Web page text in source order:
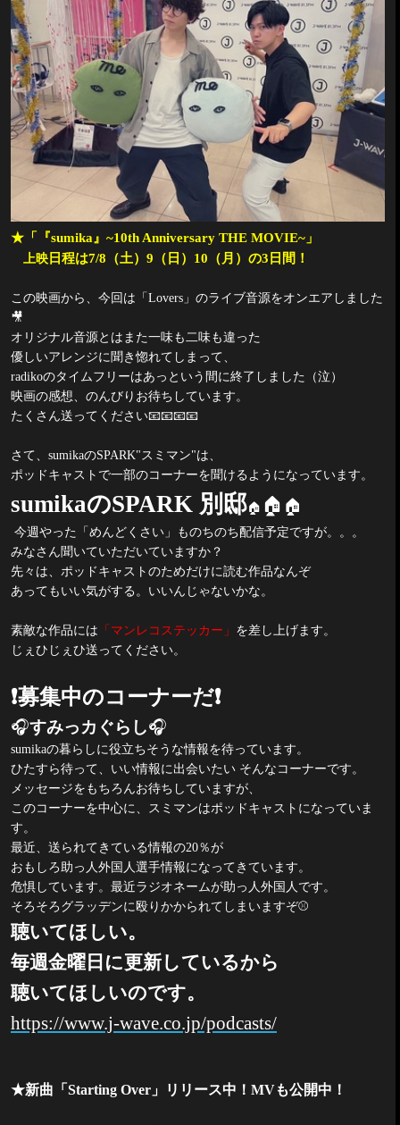
★「『sumika 』 ~10th Anniversary THE MOVIE~ 」
上映 日程は7/8 （土） 9 （日） 10 （月）の3 日間！
この映画から、今回は「 Lovers 」のライブ音源をオンエアしました
🎥
オリジナル音源とはまた一味も二味も違った
優しいアレンジに聞き惚れてしまって、
radikoのタイムフリーはあっという間に終了しました（泣）
映画の感想、のんびりお待ちしています。
たくさん送ってください📧📧📧📧
さて、 sumikaのSPARK"スミマン"は、
ポッドキャストで一部のコーナーを聞けるようになっています。
sumikaのSPARK 別邸🏠 🏠 🏠
今週やった「めんどくさい」ものちのち配信予定ですが。。。
みなさん聞いていただいていますか？
先々は、ポッドキャストのためだけに読む作品なんぞ
あってもいい気がする。いいんじゃないかな。
素敵な作品には 「マンレコステッカー」 を差し上げます。
じぇひじぇひ送ってください。
❗️募集中のコーナーだ❗️
🎧すみっカぐらし🎧
sumikaの暮らしに役立ちそうな情報を待っています。
ひたすら待って、いい情報に出会いたい そんなコーナーです。
メッセージをもちろんお待ちしていますが、
このコーナーを中心に、スミマンはポッドキャストになっていま
す。
最近、送られてきている情報の20％が
おもしろ助っ人外国人選手情報になってきています。
危惧しています。最近ラジオネームが助っ人外国人です。
そろそろグラッデンに殴りかかられてしまいますぞ⚾️
聴いてほしい。
毎週金曜日に更新しているから
聴いてほしいのです。
https://www.j-wave.co.jp/podcasts/
★新曲「 Starting Over 」リリース中！ MVも公開中！